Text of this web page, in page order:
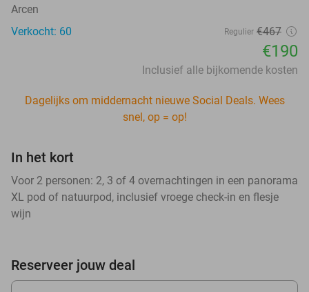
Arcen
Verkocht: 60
Regulier €467
€190
Inclusief alle bijkomende kosten
Dagelijks om middernacht nieuwe Social Deals. Wees
snel, op = op!
In het kort
Voor 2 personen: 2, 3 of 4 overnachtingen in een panorama
XL pod of natuurpod, inclusief vroege check-in en flesje
wijn
Reserveer jouw deal